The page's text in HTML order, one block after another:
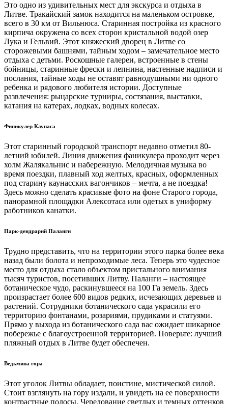
Это одно из удивительных мест для экскурса и отдыха в
Литве. Тракайский замок находится на маленьком островке,
всего в 30 км от Вильнюса. Старинная постройка из красного
кирпича окружена со всех сторон кристальной водой озер
Лука и Гельвий. Этот княжеский дворец в Литве со
сторожевыми башнями, тайным ходом – замечательное место
отдыха с детьми. Роскошные галереи, встроенные в стены
бойницы, старинные фрески и лепнина, настенные надписи и
послания, тайные ходы не оставят равнодушными ни одного
ребенка и рядового любителя истории. Доступные
развлечения: рыцарские турниры, состязания, выставки,
катания на катерах, лодках, водных колесах.
Финикулер Каунаса
Этот старинный городской транспорт недавно отметил 80-
летний юбилей. Линия движения фаникулера проходит через
холм Жалякальнис и набережную. Мелодичная музыка во
время поездки, плавный ход желтых, красных, оформленных
под старину каунасских вагончиков – мечта, а не поездка!
Здесь можно сделать красивые фото на фоне Старого города,
панорамной площадки Алексотаса или одетых в униформу
работников канатки.
Парк-дендрарий Паланги
Трудно представить, что на территории этого парка более века
назад были болота и непроходимые леса. Теперь это чудесное
место для отдыха стало объектом пристального внимания
тысяч туристов, посетивших Литву. Паланги – настоящее
ботаническое чудо, раскинувшееся на 100 Га земель. Здесь
произрастает более 600 видов редких, исчезающих деревьев и
растений. Сотрудники ботанического сада украсили его
территорию фонтанами, розариями, прудиками и статуями.
Прямо у выхода из ботанического сада вас ожидает шикарное
побережье с благоустроенной территорией. Поверьте: лучший
пляжный отдых в Литве будет обеспечен.
Ведьмина гора
Этот уголок Литвы обладает, поистине, мистической силой.
Стоит взглянуть на гору издали, и увидеть на ее поверхности
контрастные полосы. Чередование светлых и темных оттенков